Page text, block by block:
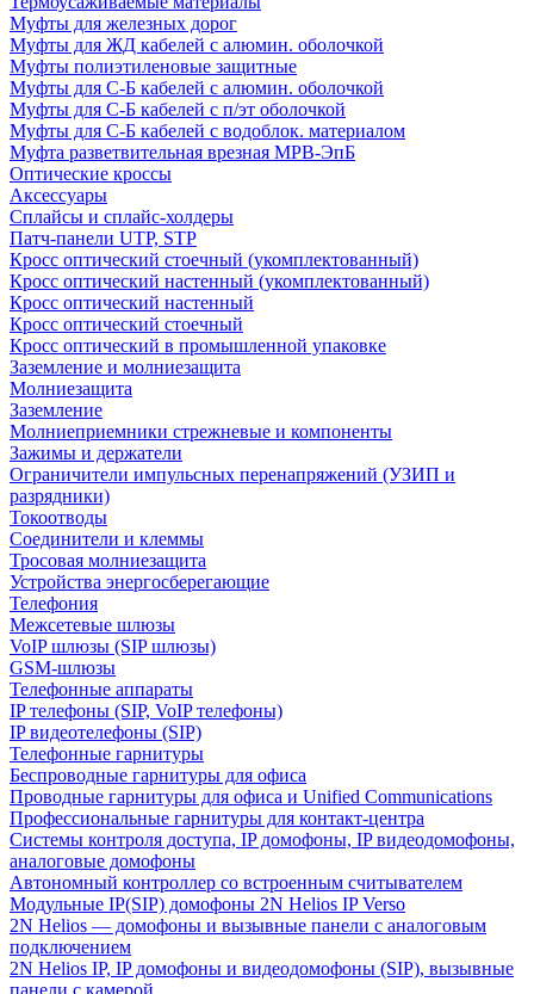
Муфты для железных дорог
Муфты для ЖД кабелей с алюмин. оболочкой
Муфты полиэтиленовые защитные
Муфты для С-Б кабелей с алюмин. оболочкой
Муфты для С-Б кабелей с п/эт оболочкой
Муфты для С-Б кабелей с водоблок. материалом
Муфта разветвительная врезная МРВ-ЭпБ
Оптические кроссы
Аксессуары
Сплайсы и сплайс-холдеры
Патч-панели UTP, STP
Кросс оптический стоечный (укомплектованный)
Кросс оптический настенный (укомплектованный)
Кросс оптический настенный
Кросс оптический стоечный
Кросс оптический в промышленной упаковке
Заземление и молниезащита
Молниезащита
Заземление
Молниеприемники стрежневые и компоненты
Зажимы и держатели
Ограничители импульсных перенапряжений (УЗИП и
разрядники)
Токоотводы
Соединители и клеммы
Тросовая молниезащита
Устройства энергосберегающие
Телефония
Межсетевые шлюзы
VoIP шлюзы (SIP шлюзы)
GSM-шлюзы
Телефонные аппараты
IP телефоны (SIP, VoIP телефоны)
IP видеотелефоны (SIP)
Телефонные гарнитуры
Беспроводные гарнитуры для офиса
Проводные гарнитуры для офиса и Unified Communications
Профессиональные гарнитуры для контакт-центра
Системы контроля доступа, IP домофоны, IP видеодомофоны,
аналоговые домофоны
Автономный контроллер со встроенным считывателем
Модульные IP(SIP) домофоны 2N Helios IP Verso
2N Helios — домофоны и вызывные панели с аналоговым
подключением
2N Helios IP, IP домофоны и видеодомофоны (SIP), вызывные
панели с камерой